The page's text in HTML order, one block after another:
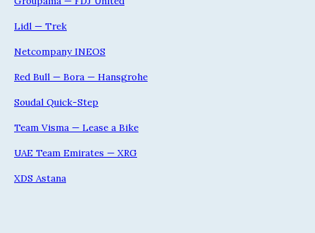
Lidl — Trek
Netcompany INEOS
Red Bull — Bora — Hansgrohe
Soudal Quick-Step
Team Visma — Lease a Bike
UAE Team Emirates — XRG
XDS Astana